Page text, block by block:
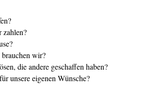
zahlen?
wir?
die andere geschaffen haben?
unsere eigenen Wünsche?